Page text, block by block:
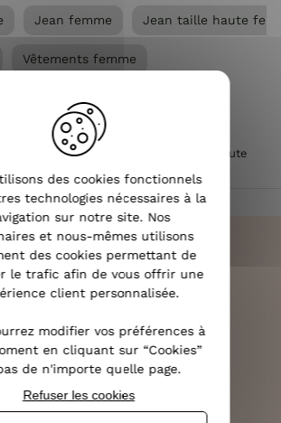
Jean femme Jean taille haute
Vêtements femme
>Jean femme
Jean taille haute
taille haute évasé
LIVRAISON RAPIDE
SOUS 14 JOURS
des cookies fonctionnels
technologies nécessaires à la
sur notre site. Nos
et nous-mêmes utilisons
des cookies permettant de
le trafic afin de vous offrir une
client personnalisée.
modifier vos préférences à
en cliquant sur “Cookies”
de n'importe quelle page.
Refuser les cookies